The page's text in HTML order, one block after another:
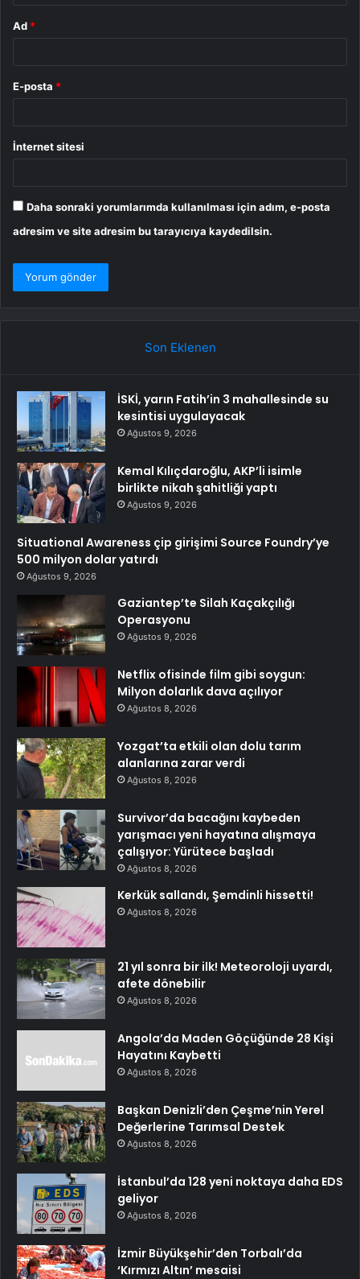
Ad *
E-posta *
İnternet sitesi
Daha sonraki yorumlarımda kullanılması için adım, e-posta
adresim ve site adresim bu tarayıcıya kaydedilsin.
Son Eklenen
İSKİ, yarın Fatih’in 3 mahallesinde su
kesintisi uygulayacak
Ağustos 9, 2026
Kemal Kılıçdaroğlu, AKP’li isimle
birlikte nikah şahitliği yaptı
Ağustos 9, 2026
Situational Awareness çip girişimi Source Foundry’ye
500 milyon dolar yatırdı
Ağustos 9, 2026
Gaziantep’te Silah Kaçakçılığı
Operasyonu
Ağustos 9, 2026
Netflix ofisinde film gibi soygun:
Milyon dolarlık dava açılıyor
Ağustos 8, 2026
Yozgat’ta etkili olan dolu tarım
alanlarına zarar verdi
Ağustos 8, 2026
Survivor’da bacağını kaybeden
yarışmacı yeni hayatına alışmaya
çalışıyor: Yürütece başladı
Ağustos 8, 2026
Kerkük sallandı, Şemdinli hissetti!
Ağustos 8, 2026
21 yıl sonra bir ilk! Meteoroloji uyardı,
afete dönebilir
Ağustos 8, 2026
Angola’da Maden Göçüğünde 28 Kişi
Hayatını Kaybetti
Ağustos 8, 2026
Başkan Denizli’den Çeşme’nin Yerel
Değerlerine Tarımsal Destek
Ağustos 8, 2026
İstanbul’da 128 yeni noktaya daha EDS
geliyor
Ağustos 8, 2026
İzmir Büyükşehir’den Torbalı’da
‘Kırmızı Altın’ mesaisi